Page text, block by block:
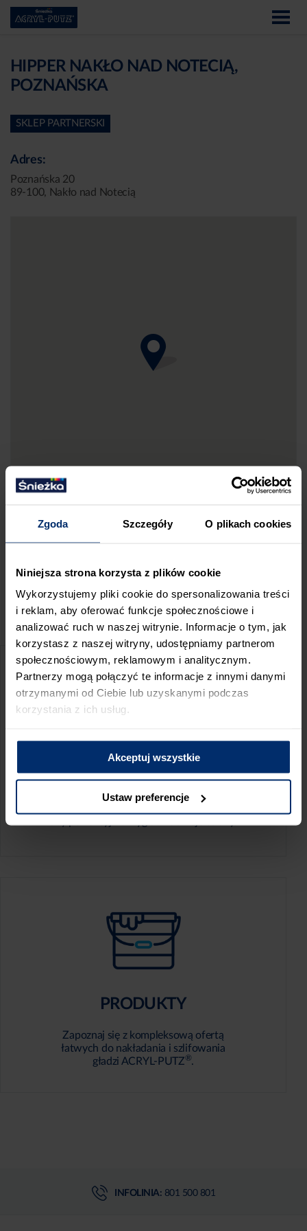
Zgoda Szczegóły O plikach cookies
Niniejsza strona korzysta z plików cookie
Wykorzystujemy pliki cookie do spersonalizowania treści
i reklam, aby oferować funkcje społecznościowe i
analizować ruch w naszej witrynie. Informacje o tym, jak
korzystasz z naszej witryny, udostępniamy partnerom
społecznościowym, reklamowym i analitycznym.
Partnerzy mogą połączyć te informacje z innymi danymi
otrzymanymi od Ciebie lub uzyskanymi podczas
korzystania z ich usług.
Akceptuj wszystkie
Ustaw preferencje
HIPPER NAKŁO NAD NOTECIĄ,
POZNAŃSKA
SKLEP PARTNERSKI
Adres:
Poznańska 20
89-100, Nakło nad Notecią
ZGŁOŚ BŁĄD
PRZED WIZYTĄ W SKLEPIE POLECAMY:
KALKULATOR ZUŻYCIA
PRODUKTY
Zapoznaj się z kompleksową ofertą
łatwych do nakładania i szlifowania
gładzi ACRYL-PUTZ®.
INFOLINIA: 801 500 801